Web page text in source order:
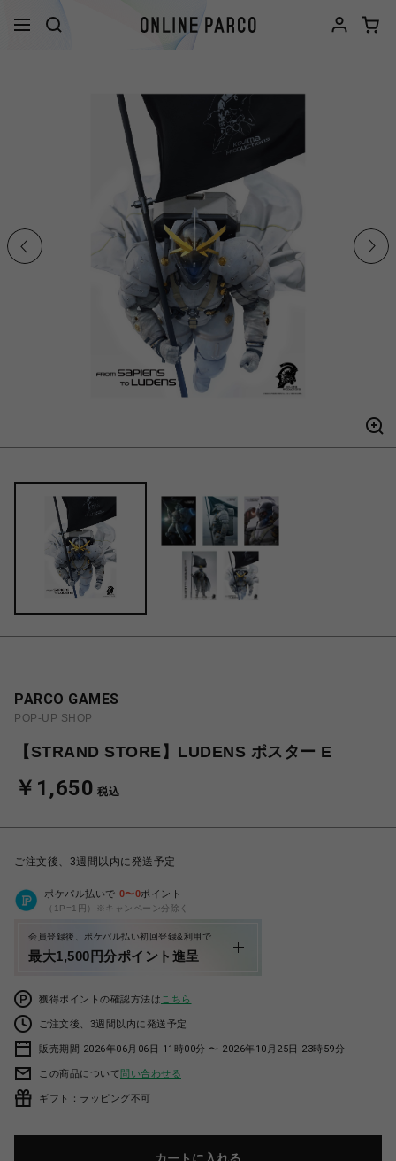
PARCO GAMES
POP-UP SHOP
【STRAND STORE】LUDENS ポスター E
￥1,650 税込
ご注文後、3週間以内に発送予定
ポケパル払いで 0〜0ポイント
（1P=1円）※キャンペーン分除く
会員登録後、ポケパル払い初回登録&利用で
最大1,500円分ポイント進呈
獲得ポイントの確認方法は こちら
ご注文後、3週間以内に発送予定
販売期間 2026年06月06日 11時00分 〜 2026年10月25日 23時59分
この商品について問い合わせる
ギフト：ラッピング不可